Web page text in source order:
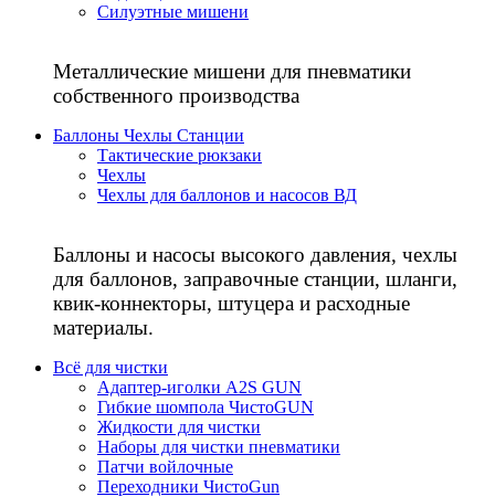
Силуэтные мишени
Металлические мишени для пневматики
собственного производства
Баллоны Чехлы Станции
Тактические рюкзаки
Чехлы
Чехлы для баллонов и насосов ВД
Баллоны и насосы высокого давления, чехлы
для баллонов, заправочные станции, шланги,
квик-коннекторы, штуцера и расходные
материалы.
Всё для чистки
Адаптер-иголки A2S GUN
Гибкие шомпола ЧистоGUN
Жидкости для чистки
Наборы для чистки пневматики
Патчи войлочные
Переходники ЧистоGun